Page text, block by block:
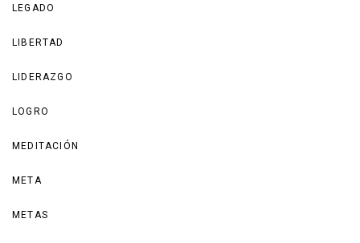
LEGADO
LIBERTAD
LIDERAZGO
LOGRO
MEDITACIÓN
META
METAS